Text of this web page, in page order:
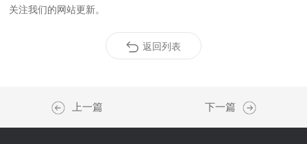
关注我们的网站更新。
返回列表
上一篇 下一篇